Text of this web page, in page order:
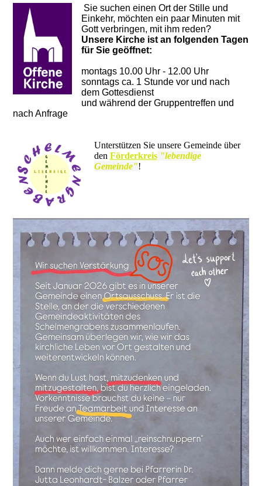
Sie suchen einen Ort der Stille und
Einkehr, möchten ein paar Minuten mit
Gott verbringen, mit ihm reden?
Unsere Kirche ist an folgenden Tagen
für Sie geöffnet:
montags 10.00 Uhr - 12.00 Uhr
sonntags ca. 1 Stunde vor und nach
dem Gottesdienst
und während der Gruppentreffen und
nach Anfrage
Unterstützen Sie unsere Gemeinde über
den Förderkreis "lebendige
Gemeinde"!